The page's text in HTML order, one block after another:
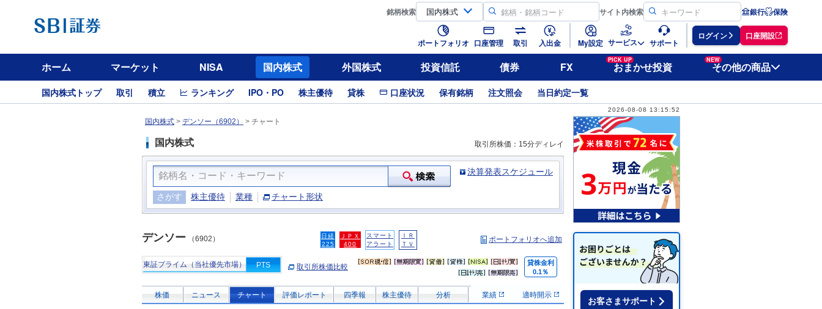
銘柄検索 サイト内検索 銀行 保険
ポートフォリオ 口座管理 取引 入出金 My設定 サービス サポート
ログイン 口座開設
ホーム マーケット NISA 国内株式 外国株式 投資信託 債券 FX
PICK UP
おまかせ投資
NEW
その他の商品
国内株式トップ 取引 積立 ランキング IPO・PO 株主優待 貸株 口座状況 保有銘柄 注文照会 当日約定一覧
2026-08-08 13:15:52
国内株式 > デンソー（6902） > チャート
国内株式 取引所株価：15分ディレイ
決算発表スケジュール
さがす 株主優待 業種 チャート形状
デンソー （6902）
日経
225
ＪＰＸ
400
スマート
アラート
ＩＲ
ＴＶ
ポートフォリオへ追加
東証プライム（当社優先市場） PTS 取引所株価比較
貸株金利
0.1％
株価 ニュース チャート 評価レポート 四季報 株主優待 分析 業績 適時開示
お客さまサポート